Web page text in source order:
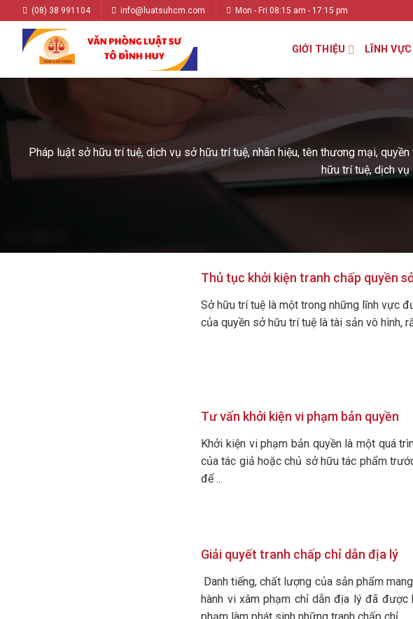
(08) 38 991104 info@luatsuhcm.com Mon - Fri 08:15 am - 17:15 pm
GIỚI THIỆU LĨNH
Pháp luật sở hữu trí tuệ, dịch vụ sở hữu trí tuệ, nhãn hiệu, tên thương mại,
hữu trí tuệ, dịch
Thủ tục khởi kiện tranh chấp quyền
Sở hữu trí tuệ là một trong những lĩnh vực
của quyền sở hữu trí tuệ là tài sản vô hình,
Tư vấn khởi kiện vi phạm bản quyền
Khởi kiện vi phạm bản quyền là một quá
của tác giả hoặc chủ sở hữu tác phẩm
để ...
Giải quyết tranh chấp chỉ dẫn địa lý
Danh tiếng, chất lượng của sản phẩm
hành vi xâm phạm chỉ dẫn địa lý đã